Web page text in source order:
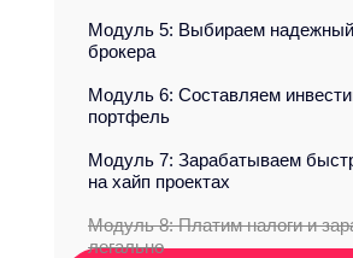
Модуль 5: Выбираем
брокера
Модуль 6: Составляем
портфель
Модуль 7: Зарабатываем
на хайп проектах
Модуль 8: Платим налоги и
легально